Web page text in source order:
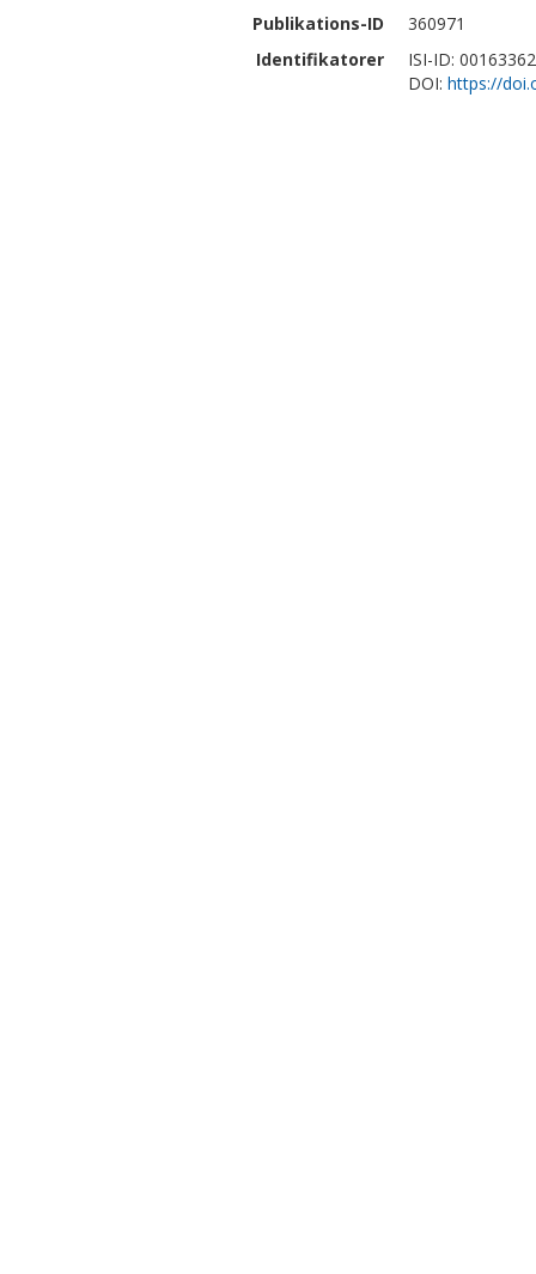
Publikations-ID
360971
Identifikatorer
ISI-ID:
DOI: https://